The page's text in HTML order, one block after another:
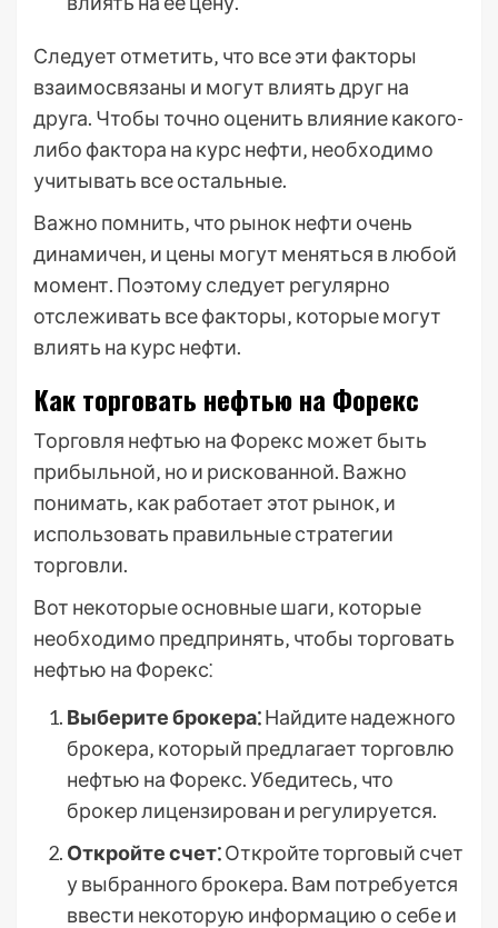
Следует отметить‚ что все эти факторы
взаимосвязаны и могут влиять друг на
друга. Чтобы точно оценить влияние какого-
либо фактора на курс нефти‚ необходимо
учитывать все остальные.
Важно помнить‚ что рынок нефти очень
динамичен‚ и цены могут меняться в любой
момент. Поэтому следует регулярно
отслеживать все факторы‚ которые могут
влиять на курс нефти.
Как торговать нефтью на Форекс
Торговля нефтью на Форекс может быть
прибыльной‚ но и рискованной. Важно
понимать‚ как работает этот рынок‚ и
использовать правильные стратегии
торговли.
Вот некоторые основные шаги‚ которые
необходимо предпринять‚ чтобы торговать
нефтью на Форекс⁚
Выберите брокера⁚Найдите надежного
брокера‚ который предлагает торговлю
нефтью на Форекс. Убедитесь‚ что
брокер лицензирован и регулируется.
Откройте счет⁚Откройте торговый счет
у выбранного брокера. Вам потребуется
ввести некоторую информацию о себе и